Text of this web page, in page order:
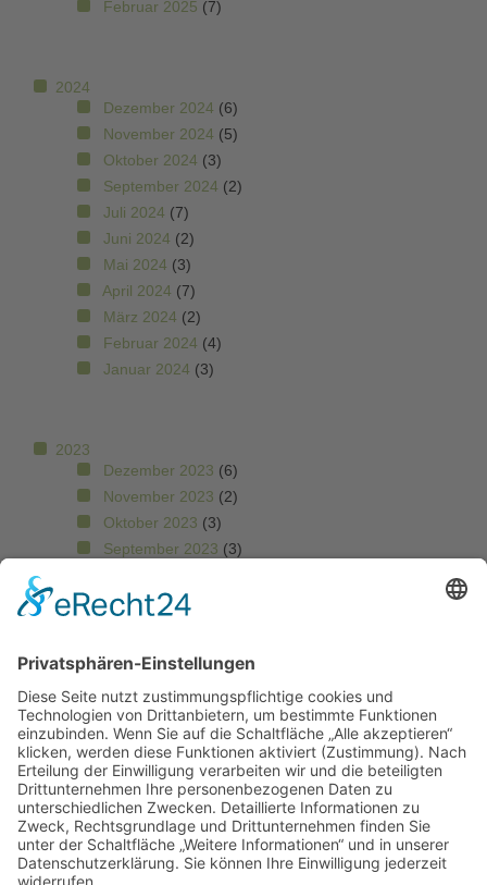
Februar 2025 (7)
2024
Dezember 2024 (6)
November 2024 (5)
Oktober 2024 (3)
September 2024 (2)
Juli 2024 (7)
Juni 2024 (2)
Mai 2024 (3)
April 2024 (7)
März 2024 (2)
Februar 2024 (4)
Januar 2024 (3)
2023
Dezember 2023 (6)
November 2023 (2)
Oktober 2023 (3)
September 2023 (3)
Juli 2023(10)
Mai 2023
März 2023(3)
Februar 2023(5)
Freie Schule Glonntal